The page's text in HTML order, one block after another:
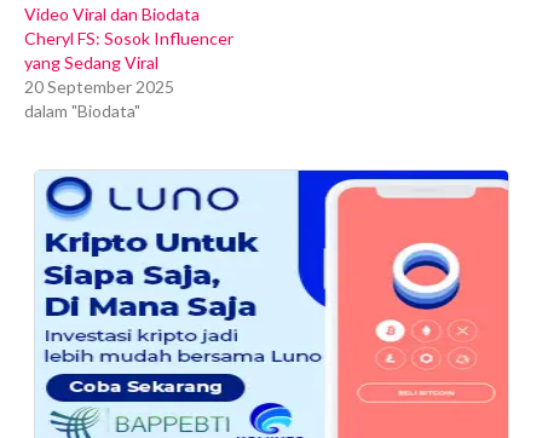
Video Viral dan Biodata
Cheryl FS: Sosok Influencer
yang Sedang Viral
20 September 2025
dalam "Biodata"